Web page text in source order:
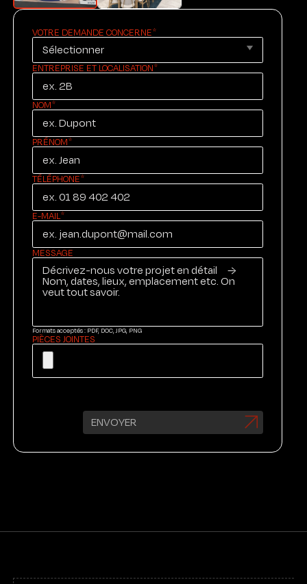
VOTRE DEMANDE CONCERNE
ENTREPRISE ET LOCALISATION
NOM
PRÉNOM
TÉLÉPHONE
E-MAIL
MESSAGE
PIÈCES JOINTES
Formats acceptés : PDF, DOC, JPG, PNG
ENVOYER